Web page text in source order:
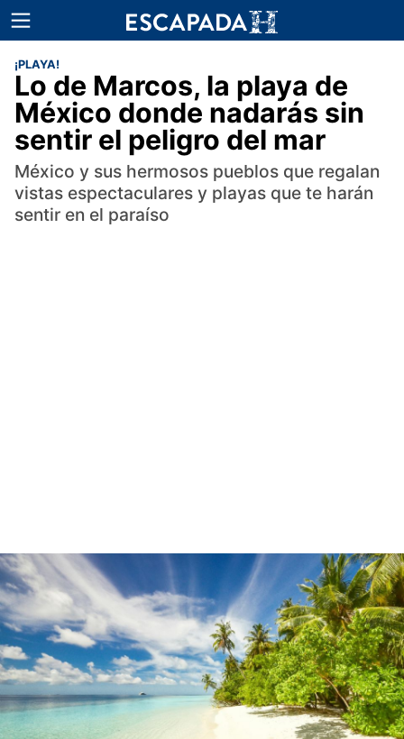
¡PLAYA!
Lo de Marcos, la playa de
México donde nadarás sin
sentir el peligro del mar
México y sus hermosos pueblos que regalan
vistas espectaculares y playas que te harán
sentir en el paraíso